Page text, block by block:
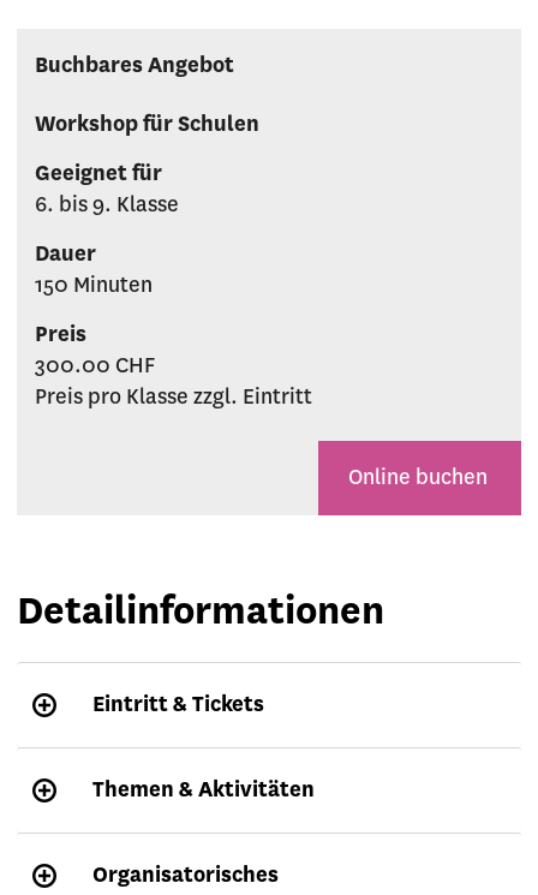
Buchbares Angebot
Workshop für Schulen
Geeignet für
6. bis 9. Klasse
Dauer
150 Minuten
Preis
300.00 CHF
Preis pro Klasse zzgl. Eintritt
Online buchen
Detailinformationen
Eintritt & Tickets
Themen & Aktivitäten
Organisatorisches